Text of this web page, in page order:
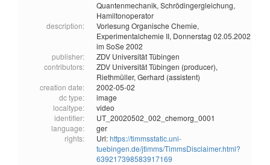
Quantenmechanik, Schrödingergleichung,
Hamiltonoperator
description:
Vorlesung Organische Chemie,
Experimentalchemie II, Donnerstag 02.05.2002
im SoSe 2002
publisher:
ZDV Universität Tübingen
contributors:
ZDV Universität Tübingen (producer),
Riethmüller, Gerhard (assistent)
creation date:
2002-05-02
dc type:
image
localtype:
video
identifier:
UT_20020502_002_chemorg_0001
language:
ger
rights:
Url:https://timmsstatic.uni-
tuebingen.de/jtimms/TimmsDisclaimer.html?
639217398583917169